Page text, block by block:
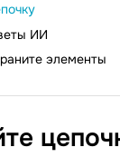
ИИ
элементы